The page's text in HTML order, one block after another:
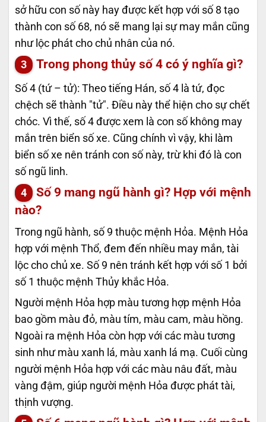
sở hữu con số này hay được kết hợp với số 8 tạo
thành con số 68, nó sẽ mang lại sự may mắn cũng
như lộc phát cho chủ nhân của nó.
Trong phong thủy số 4 có ý nghĩa gì?
Số 4 (tứ – tử): Theo tiếng Hán, số 4 là tứ, đọc
chệch sẽ thành "tử". Điều này thể hiện cho sự chết
chóc. Vì thế, số 4 được xem là con số không may
mắn trên biển số xe. Cũng chính vì vậy, khi làm
biển số xe nên tránh con số này, trừ khi đó là con
số ngũ linh.
Số 9 mang ngũ hành gì? Hợp với mệnh
nào?
Trong ngũ hành, số 9 thuộc mệnh Hỏa. Mệnh Hỏa
hợp với mệnh Thổ, đem đến nhiều may mắn, tài
lộc cho chủ xe. Số 9 nên tránh kết hợp với số 1 bởi
số 1 thuộc mệnh Thủy khắc Hỏa.
Người mệnh Hỏa hợp màu tương hợp mệnh Hỏa
bao gồm màu đỏ, màu tím, màu cam, màu hồng.
Ngoài ra mệnh Hỏa còn hợp với các màu tương
sinh như màu xanh lá, màu xanh lá mạ. Cuối cùng
người mệnh Hỏa hợp với các màu nâu đất, màu
vàng đậm, giúp người mệnh Hỏa được phát tài,
thịnh vượng.